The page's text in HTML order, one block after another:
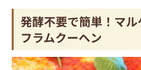
発酵不要で簡単！マ
フラムクーヘン